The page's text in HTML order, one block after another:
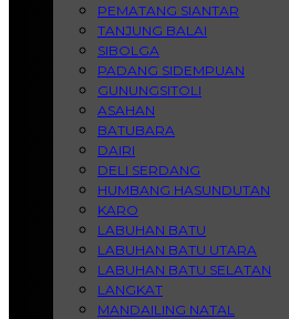
PEMATANG SIANTAR
TANJUNG BALAI
SIBOLGA
PADANG SIDEMPUAN
GUNUNGSITOLI
ASAHAN
BATUBARA
DAIRI
DELI SERDANG
HUMBANG HASUNDUTAN
KARO
LABUHAN BATU
LABUHAN BATU UTARA
LABUHAN BATU SELATAN
LANGKAT
MANDAILING NATAL